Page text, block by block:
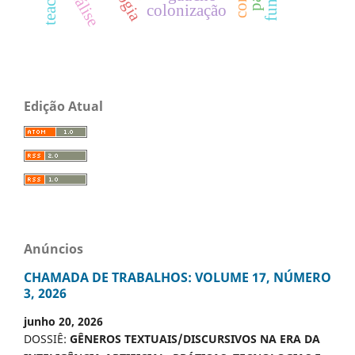
colonização
Edição Atual
Anúncios
CHAMADA DE TRABALHOS: VOLUME 17, NÚMERO
3, 2026
junho 20, 2026
DOSSIÊ: GÊNEROS TEXTUAIS/DISCURSIVOS NA ERA DA